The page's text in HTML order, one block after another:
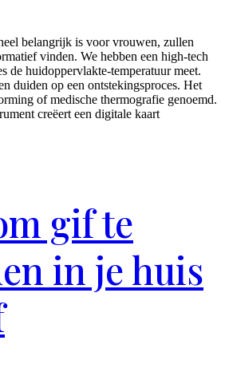
belangrijk is voor vrouwen, zullen
vinden. We hebben een high-tech
de huidoppervlakte-temperatuur meet.
duiden op een ontstekingsproces. Het
of medische thermografie genoemd.
creëert een digitale kaart
gif te
in je huis